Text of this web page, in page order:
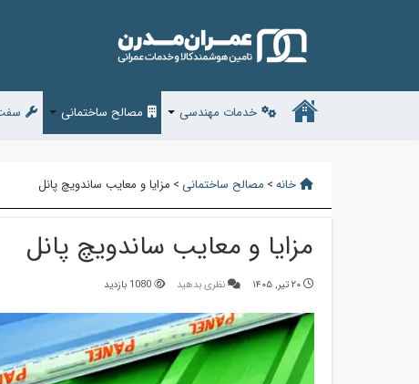
خدمات مهندسی مصالح ساختمانی
خانه> مصالح ساختمانی> مزایا و معایب ساندویچ پانل
مزایا و معایب ساندویچ پانل
۲۰ تیر, ۱۴۰۵ نظری بدهید 1080 بازدید